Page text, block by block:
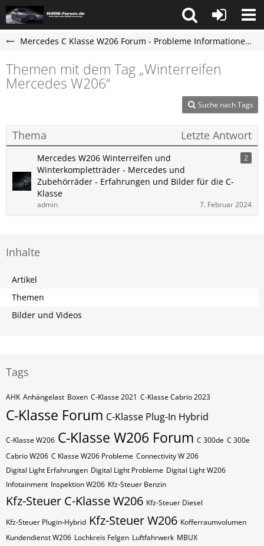
Mercedes C Klasse W206 Forum - Probleme Informationen und Erfahrungen
Themen mit dem Tag „Winterreifen
Mercedes W206“
Suche nach Tags
Thema Letzte Antwort
Mercedes W206 Winterreifen und
Winterkompletträder - Mercedes und
Zubehörräder - Erfahrungen und Bilder für die C-
Klasse
2
admin 7. Februar 2024
Inhalte
Artikel
Themen
Bilder und Videos
Tags
AHK Anhängelast Boxen C-Klasse 2021 C-Klasse Cabrio 2023
C-Klasse Forum C-Klasse Plug-In Hybrid
C-Klasse W206 C-Klasse W206 Forum C 300de C 300e
Cabrio W206 C Klasse W206 Probleme Connectivity W 206
Digital Light Erfahrungen Digital Light Probleme Digital Light W206
Infotainment Inspektion W206 Kfz-Steuer Benzin
Kfz-Steuer C-Klasse W206 Kfz-Steuer Diesel
Kfz-Steuer Plugin-Hybrid Kfz-Steuer W206 Kofferraumvolumen
Kundendienst W206 Lochkreis Felgen Luftfahrwerk MBUX